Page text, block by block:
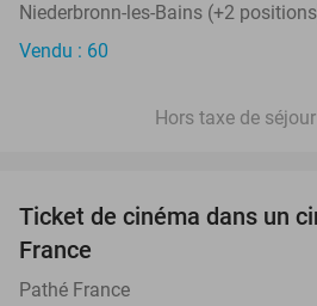
Niederbronn-les-Bains (+2
Vendu : 60
Hors taxe de
Ticket de cinéma dans un
France
Pathé France